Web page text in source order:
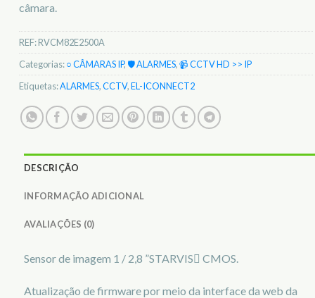
câmara.
REF:RVCM82E2500A
Categorias:○ CÂMARAS IP, 🛡️ ALARMES,📹 CCTV HD >> IP
Etiquetas:ALARMES,CCTV,EL-ICONNECT2
DESCRIÇÃO
INFORMAÇÃO ADICIONAL
AVALIAÇÕES (0)
Sensor de imagem 1 / 2,8 ”STARVIS CMOS.
Atualização de firmware por meio da interface da web da